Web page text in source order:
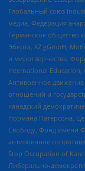
Глобальный союз
медиа, Федерация
Германское общество
Эберта, XZ gGmbH,
и миротворчества,
International Education,
Антивоенное
отношений и
канадский
Нормана Патерсона,
Свободу, Фонд имени
антивоенное
Stop Occupation of
Либерально-